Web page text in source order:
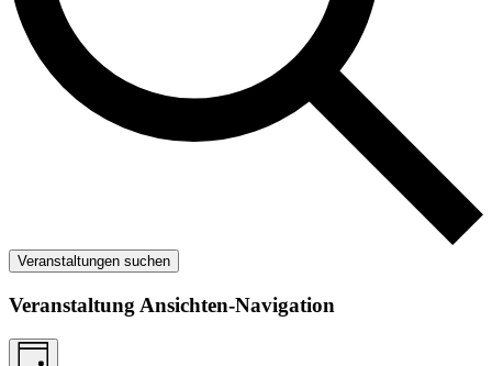
Veranstaltungen suchen
Veranstaltung Ansichten-Navigation